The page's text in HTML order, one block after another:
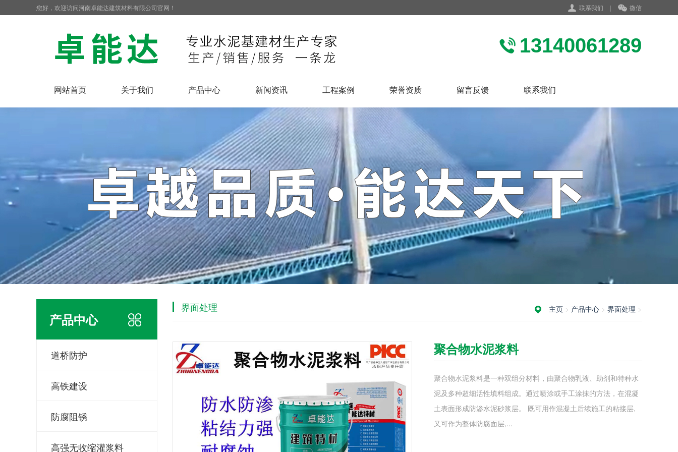
联系我们 | 微信
您好，欢迎访问河南卓能达建筑材料有限公司官网！
13140061289
网站首页 关于我们 产品中心 新闻资讯 工程案例 荣誉资质 留言反馈 联系我们
产品中心
道桥防护
高铁建设
防腐阻锈
高强无收缩灌浆料
主页 > 产品中心 > 界面处理 >
界面处理
聚合物水泥浆料
聚合物水泥浆料是一种双组分材料，由聚合物乳液、助剂和特种水
泥及多种超细活性填料组成。通过喷涂或手工涂抹的方法，在混凝
土表面形成防渗水泥砂浆层。 既可用作混凝土后续施工的粘接层,
又可作为整体防腐面层,...